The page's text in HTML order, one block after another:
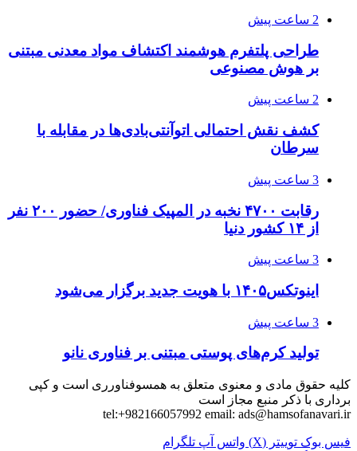
2 ساعت پیش
طراحی پلتفرم هوشمند اکتشاف مواد معدنی مبتنی
بر هوش مصنوعی
2 ساعت پیش
کشف نقش احتمالی اتوآنتی‌بادی‌ها در مقابله با
سرطان
3 ساعت پیش
رقابت ۴۷۰۰ نخبه در المپیک فناوری/ حضور ۲۰۰ نفر
از ۱۴ کشور دنیا
3 ساعت پیش
اینوتکس۱۴۰۵ با هویت جدید برگزار می‌شود
3 ساعت پیش
تولید کرم‌های پوستی مبتنی بر فناوری نانو
کلیه حقوق مادی و معنوی متعلق به همسوفناورری است و کپی
برداری با ذکر منبع مجاز است
tel:+982166057992 email: ads@hamsofanavari.ir
فیس بوک توییتر (X) واتس آپ تلگرام